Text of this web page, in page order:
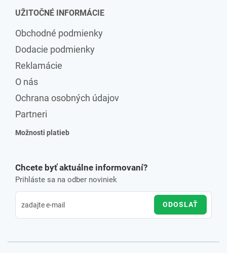
UŽITOČNÉ INFORMÁCIE
Obchodné podmienky
Dodacie podmienky
Reklamácie
O nás
Ochrana osobných údajov
Partneri
Možnosti platieb
Chcete byť aktuálne informovaní?
Prihláste sa na odber noviniek
ODOSLAŤ